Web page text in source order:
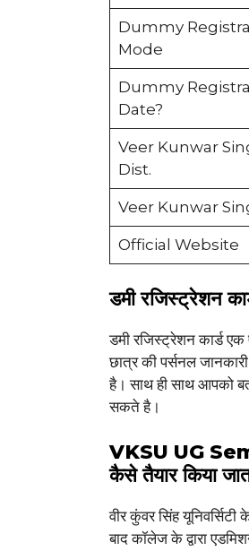
Dummy
Mode
Dummy
Date?
Veer Kunwar
Dist.
Veer Kunwar
Official Website
डमी रजिस्ट्रेशन
डमी रजिस्ट्रेशन कार्ड एक
छात्र की पर्सनल
है। साथ ही साथ आपको
सकते है।
VKSU UG
कैसे तैयार किया
वीर कुंवर सिंह
बाद कॉलेज के द्वारा